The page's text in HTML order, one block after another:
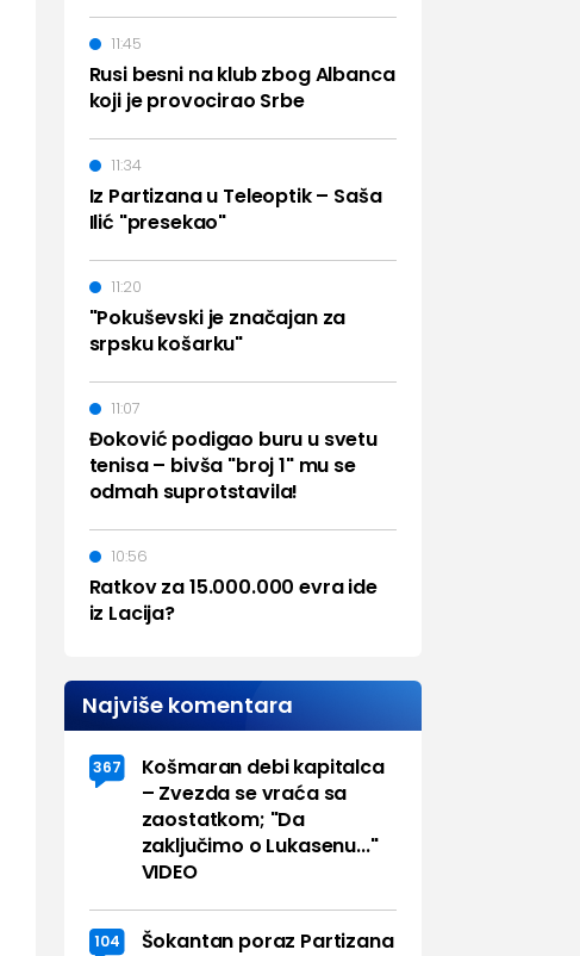
Rusi besni na klub zbog Albanca
koji je provocirao Srbe
11:45
Iz Partizana u Teleoptik – Saša
Ilić "presekao"
11:34
"Pokuševski je značajan za
srpsku košarku"
11:20
Đoković podigao buru u svetu
tenisa – bivša "broj 1" mu se
odmah suprotstavila!
11:07
Ratkov za 15.000.000 evra ide
iz Lacija?
10:56
Najviše komentara
367
Košmaran debi kapitalca
– Zvezda se vraća sa
zaostatkom; "Da
zaključimo o Lukasenu..."
VIDEO
104 Šokantan poraz Partizana